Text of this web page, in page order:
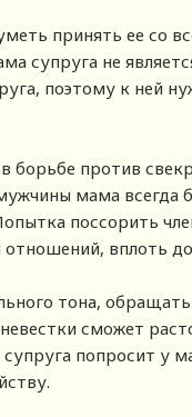
принять ее со
супруга не
поэтому к ней
борьбе против
мама всегда
поссорить
вплоть
тона,
сможет
попросит у